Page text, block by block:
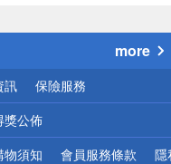
more
訊 保險服務
獎公佈
物須知 會員服務條款 隱